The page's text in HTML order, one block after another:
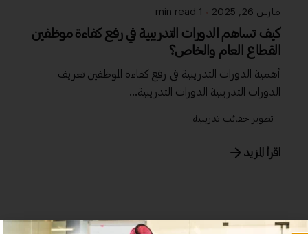
مارس 26, 2025 1 min read
كيف تساهم الدورات التدريبية في رفع كفاءة موظفين
القطاع العام والخاص؟
أهمية الدورات التدريبية في رفع كفاءة الموظفين تعريف
الدورات التدريبية الدورات التدريبية...
تطوير حقائب تدريبية
اقرأ المزيد